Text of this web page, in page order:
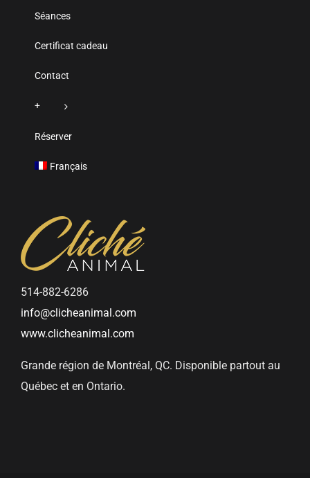
Séances
Certificat cadeau
Contact
+
Réserver
Français
514-882-6286
info@clicheanimal.com
www.clicheanimal.com
Grande région de Montréal, QC. Disponible partout au
Québec et en Ontario.